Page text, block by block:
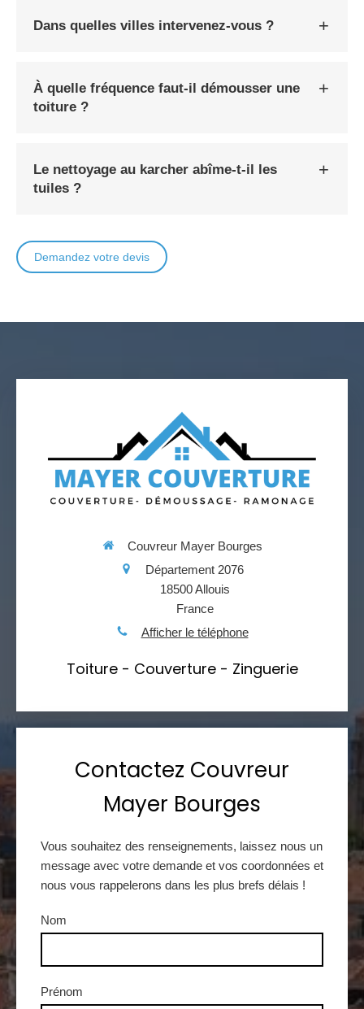
Dans quelles villes intervenez-vous ?
À quelle fréquence faut-il démousser une
toiture ?
Le nettoyage au karcher abîme-t-il les
tuiles ?
Demandez votre devis
Couvreur Mayer Bourges
Département 2076
18500 Allouis
France
Afficher le téléphone
Toiture - Couverture - Zinguerie
Contactez Couvreur
Mayer Bourges
Vous souhaitez des renseignements, laissez nous un
message avec votre demande et vos coordonnées et
nous vous rappelerons dans les plus brefs délais !
Nom
Prénom